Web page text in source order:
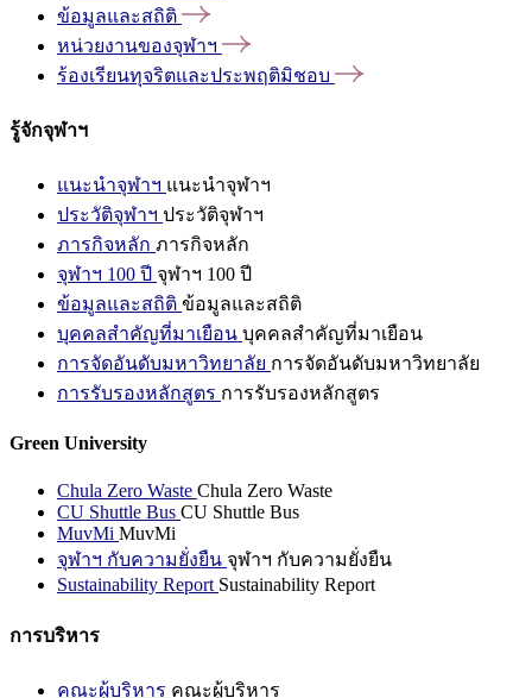
ข้อมูลและสถิติ
หน่วยงานของจุฬาฯ
ร้องเรียนทุจริตและประพฤติมิชอบ
รู้จักจุฬาฯ
แนะนำจุฬาฯ แนะนำจุฬาฯ
ประวัติจุฬาฯ ประวัติจุฬาฯ
ภารกิจหลัก ภารกิจหลัก
จุฬาฯ 100 ปี จุฬาฯ 100 ปี
ข้อมูลและสถิติ ข้อมูลและสถิติ
บุคคลสำคัญที่มาเยือน บุคคลสำคัญที่มาเยือน
การจัดอันดับมหาวิทยาลัย การจัดอันดับมหาวิทยาลัย
การรับรองหลักสูตร การรับรองหลักสูตร
Green University
Chula Zero Waste Chula Zero Waste
CU Shuttle Bus CU Shuttle Bus
MuvMi MuvMi
จุฬาฯ กับความยั่งยืน จุฬาฯ กับความยั่งยืน
Sustainability Report Sustainability Report
การบริหาร
คณะผู้บริหาร คณะผู้บริหาร